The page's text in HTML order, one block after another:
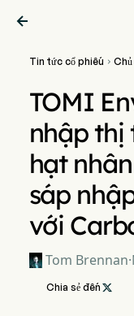

Tin tức cổ phiếu 
TOMI
nhập thị
hạt
sáp
với
Tom Brennan·
Chia sẻ đến 